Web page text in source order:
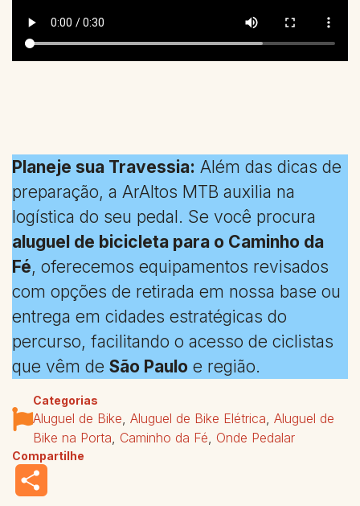
Planeje sua Travessia: Além das dicas de
preparação, a ArAltos MTB auxilia na
logística do seu pedal. Se você procura
aluguel de bicicleta para o Caminho da
Fé, oferecemos equipamentos revisados
com opções de retirada em nossa base ou
entrega em cidades estratégicas do
percurso, facilitando o acesso de ciclistas
que vêm de São Paulo e região.
Categorias
Aluguel de Bike Aluguel de Bike Elétrica Aluguel de
Bike na Porta Caminho da Fé Onde Pedalar
Compartilhe